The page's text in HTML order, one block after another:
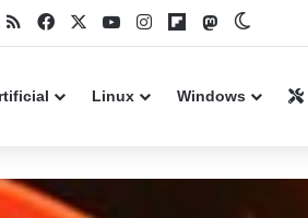
RSSFacebookYouTubeInstagramFlipboard
Mastodon
Linux Windows